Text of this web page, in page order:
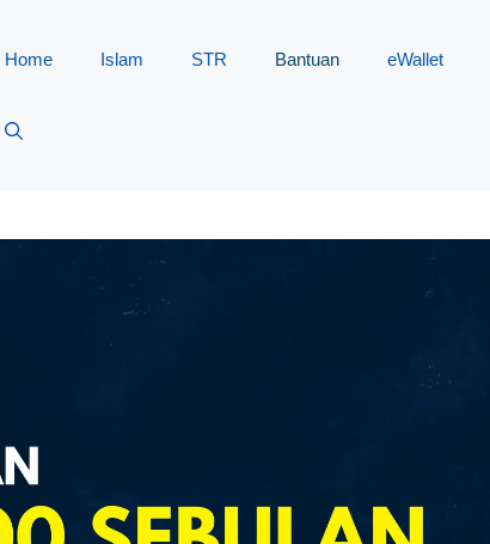
Home Islam STR Bantuan eWallet